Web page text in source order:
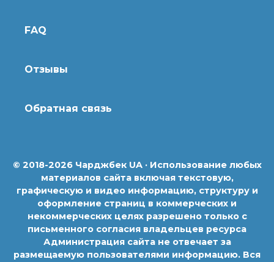
FAQ
Отзывы
Обратная связь
© 2018-2026 Чарджбек UA · Использование любых
материалов сайта включая текстовую,
графическую и видео информацию, структуру и
оформление страниц в коммерческих и
некоммерческих целях разрешено только с
письменного согласия владельцев ресурса
Администрация сайта не отвечает за
размещаемую пользователями информацию. Вся